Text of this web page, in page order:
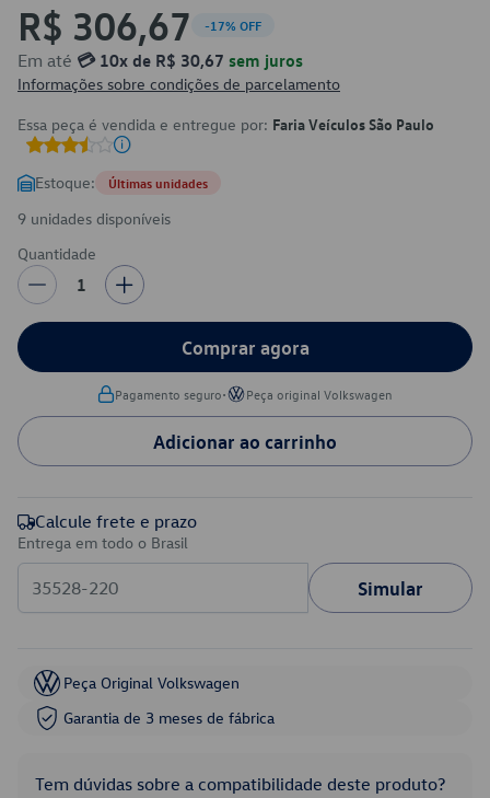
R$ 306,67 -17% OFF
Em até 💳 10x de R$ 30,67 sem juros
Informações sobre condições de parcelamento
Essa peça é vendida e entregue por: Faria Veículos São Paulo
Estoque: Últimas unidades
9 unidades disponíveis
Quantidade
1
Comprar agora
Pagamento seguro• Peça original Volkswagen
Adicionar ao carrinho
Calcule frete e prazo
Entrega em todo o Brasil
Simular
Peça Original Volkswagen
Garantia de 3 meses de fábrica
Tem dúvidas sobre a compatibilidade deste produto?